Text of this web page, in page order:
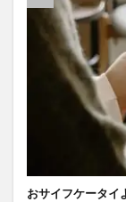
おサイフケータ